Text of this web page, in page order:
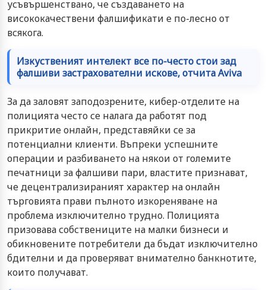
усъвършенствано, че създаването на
висококачествени фалшификати е по-лесно от
всякога.
Изкуственият интелект все по-често стои зад
фалшиви застрахователни искове, отчита Aviva
За да заловят заподозрените, кибер-отделите на
полицията често се налага да работят под
прикритие онлайн, представяйки се за
потенциални клиенти. Въпреки успешните
операции и разбиването на някои от големите
печатници за фалшиви пари, властите признават,
че децентрализираният характер на онлайн
търговията прави пълното изкореняване на
проблема изключително трудно. Полицията
призовава собствениците на малки бизнеси и
обикновените потребители да бъдат изключително
бдителни и да проверяват внимателно банкнотите,
които получават.